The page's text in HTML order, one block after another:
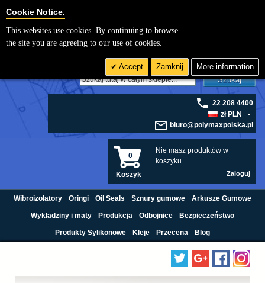
Szukaj
22 208 4400
zł PLN
biuro@polymaxpolska.pl
Nie masz produktów w
koszyku.
0
Koszyk Zaloguj
Wibroizolatory Oringi Oil Seals Sznury gumowe Arkusze Gumowe
Wykładziny i maty Produkcja Odbojnice Bezpieczeństwo
Produkty Sylikonowe Kleje Przecena Blog
Cookie Notice.
This websites use cookies. By continuing to browse
the site you are agreeing to our use of cookies.
Accept Zamknij More information
Cookie Settings